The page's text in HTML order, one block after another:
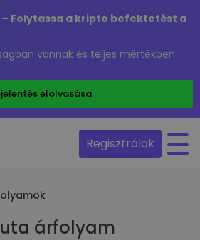
Folytassa a kripto befektetést a
vannak és teljes mértékben
elolvasása
Regisztrálok
árfolyam